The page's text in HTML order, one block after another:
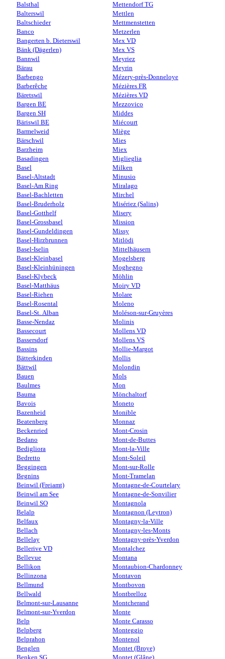
Balsthal
Balterswil
Baltschieder
Banco
Bangerten b. Dieterswil
Bänk (Dägerlen)
Bannwil
Bärau
Barbengo
Barberêche
Bäretswil
Bargen BE
Bargen SH
Bäriswil BE
Barmelweid
Bärschwil
Barzheim
Basadingen
Basel
Basel-Altstadt
Basel-Am Ring
Basel-Bachletten
Basel-Bruderholz
Basel-Gotthelf
Basel-Grossbasel
Basel-Gundeldingen
Basel-Hirzbrunnen
Basel-Iselin
Basel-Kleinbasel
Basel-Kleinhüningen
Basel-Klybeck
Basel-Matthäus
Basel-Riehen
Basel-Rosental
Basel-St. Alban
Basse-Nendaz
Bassecourt
Bassersdorf
Bassins
Bätterkinden
Bättwil
Bauen
Baulmes
Bauma
Bavois
Bazenheid
Beatenberg
Beckenried
Bedano
Bedigliora
Bedretto
Beggingen
Begnins
Beinwil (Freiamt)
Beinwil am See
Beinwil SO
Belalp
Belfaux
Bellach
Bellelay
Bellerive VD
Bellevue
Bellikon
Bellinzona
Bellmund
Bellwald
Belmont-sur-Lausanne
Belmont-sur-Yverdon
Belp
Belpberg
Belprahon
Benglen
Benken SG
Mettendorf TG
Mettlen
Mettmenstetten
Metzerlen
Mex VD
Mex VS
Meyriez
Meyrin
Mézery-près-Donneloye
Mézières FR
Mézières VD
Mezzovico
Middes
Miécourt
Miège
Mies
Miex
Miglieglia
Milken
Minusio
Miralago
Mirchel
Misériez (Salins)
Misery
Mission
Missy
Mitlödi
Mittelhäusern
Mogelsberg
Moghegno
Möhlin
Moiry VD
Molare
Moleno
Moléson-sur-Gruyères
Molinis
Mollens VD
Mollens VS
Mollie-Margot
Mollis
Molondin
Mols
Mon
Mönchaltorf
Moneto
Monible
Monnaz
Mont-Crosin
Mont-de-Buttes
Mont-la-Ville
Mont-Soleil
Mont-sur-Rolle
Mont-Tramelan
Montagne-de-Courtelary
Montagne-de-Sonvilier
Montagnola
Montagnon (Leytron)
Montagny-la-Ville
Montagny-les-Monts
Montagny-près-Yverdon
Montalchez
Montana
Montaubion-Chardonney
Montavon
Montbovon
Montbrelloz
Montcherand
Monte
Monte Carasso
Monteggio
Montenol
Montet (Broye)
Montet (Glâne)